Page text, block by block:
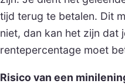
tijd terug te betalen. Dit
niet, dan kan het zijn dat
rentepercentage moet
Risico van een